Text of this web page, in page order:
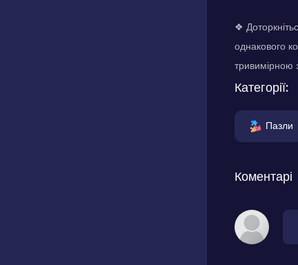
❖
однакового
тривимірною
Категорії:
Пазли
Коментарі